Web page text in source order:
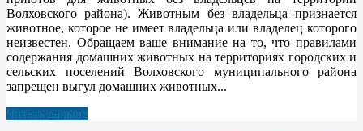
Волховского района). Животным без владельца признается
животное, которое не имеет владельца или владелец которого
неизвестен. Обращаем ваше внимание на то, что правилами
содержания домашних животных на территориях городских и
сельских поселений Волховского муниципального района
запрещен выгул домашних животных...
Читать дальше